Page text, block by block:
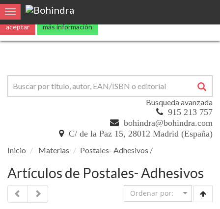
Toggle navigation
bohindra@bohindra.com
C/ de la Paz 15, 28012 Madrid (España)
Artículos de Postales- Adhesivos